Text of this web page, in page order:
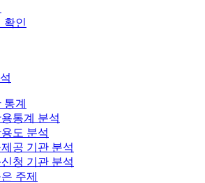
확인
계
통계 분석
도 분석
공 기관 분석
청 기관 분석
주제